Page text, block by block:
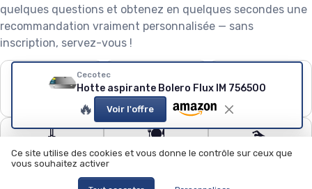
Cecotec
Hotte aspirante Bolero Flux IM 756500
🔥 Voir l'offre
quelques questions et obtenez en quelques secondes une
recommandation vraiment personnalisée — sans
inscription, servez-vous !
❄️
Puissance de
Capacité de lave-
Robot tondeuse : le
🧹
Quel aspirateur
choisir ?
🍽️
Configurateur lave-
vaisselle
🏊
Quel robot piscine ?
Ce site utilise des cookies et vous donne le contrôle sur ceux que
vous souhaitez activer